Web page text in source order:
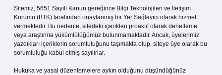
Sitemiz, 5651 Sayılı Kanun gereğince Bilgi Teknolojileri ve İletişim
Kurumu (BTK) tarafından onaylanmış bir Yer Sağlayıcı olarak hizmet
vermektedir. Bu nedenle, sitedeki içerikleri proaktif olarak denetleme
veya araştırma yükümlülüğümüz bulunmamaktadır. Ancak, üyelerimiz
yazdıkları içeriklerin sorumluluğunu taşımakta olup, siteye üye olarak bu
sorumluluğu kabul etmiş sayılırlar.
Hukuka ve yasal düzenlemelere aykırı olduğunu düşündüğünüz